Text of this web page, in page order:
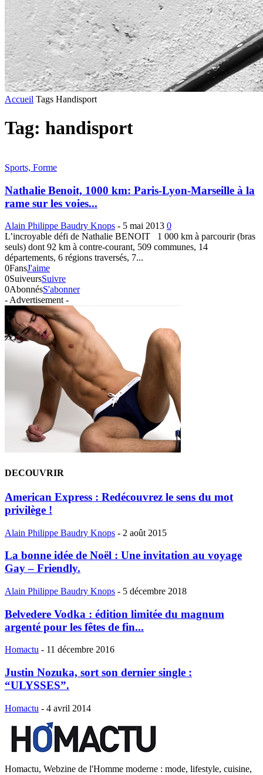
Accueil Tags Handisport
Tag: handisport
Sports, Forme
Nathalie Benoit, 1000 km: Paris-Lyon-Marseille à la
rame sur les voies...
Alain Philippe Baudry Knops - 5 mai 2013 0
L’incroyable défi de Nathalie BENOIT 1 000 km à parcourir (bras
seuls) dont 92 km à contre-courant, 509 communes, 14
départements, 6 régions traversés, 7...
0FansJ'aime
0SuiveursSuivre
0AbonnésS'abonner
- Advertisement -
DECOUVRIR
American Express : Redécouvrez le sens du mot
privilège !
Alain Philippe Baudry Knops - 2 août 2015
La bonne idée de Noël : Une invitation au voyage
Gay – Friendly.
Alain Philippe Baudry Knops - 5 décembre 2018
Belvedere Vodka : édition limitée du magnum
argenté pour les fêtes de fin...
Homactu - 11 décembre 2016
Justin Nozuka, sort son dernier single :
“ULYSSES”.
Homactu - 4 avril 2014
Homactu, Webzine de l'Homme moderne : mode, lifestyle, cuisine,